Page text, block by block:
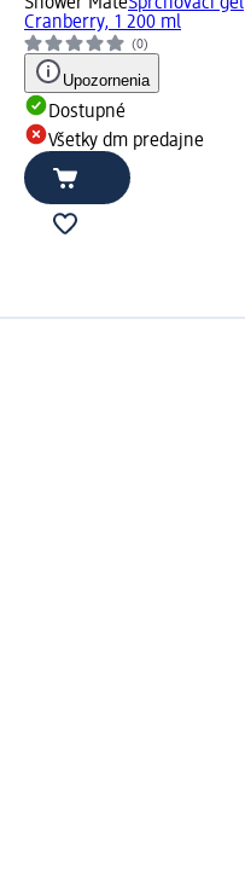
Cranberry, 1 200 ml
(0)
Upozornenia
Dostupné
Všetky dm predajne